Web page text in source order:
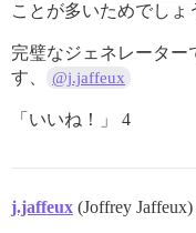
ことが多いためでしょ
完璧なジェネレーター
す、
@j.jaffeux
「いいね！」 4
j.jaffeux (Joffrey Jaffeux)